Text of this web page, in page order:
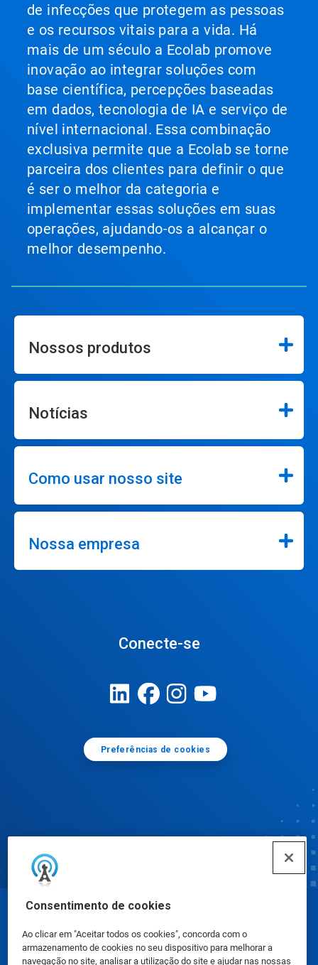
Consentimento de cookies
Ao clicar em "Aceitar todos os cookies", concorda com o
armazenamento de cookies no seu dispositivo para melhorar a
navegação no site, analisar a utilização do site e ajudar nas nossas
de infecções que protegem as pessoas
e os recursos vitais para a vida. Há
mais de um século a Ecolab promove
inovação ao integrar soluções com
base científica, percepções baseadas
em dados, tecnologia de IA e serviço de
nível internacional. Essa combinação
exclusiva permite que a Ecolab se torne
parceira dos clientes para definir o que
é ser o melhor da categoria e
implementar essas soluções em suas
operações, ajudando-os a alcançar o
melhor desempenho.
Nossos produtos
Notícias
Como usar nosso site
Nossa empresa
Conecte-se
Preferências de cookies
Fichas de Informação de Segurança de Produtos